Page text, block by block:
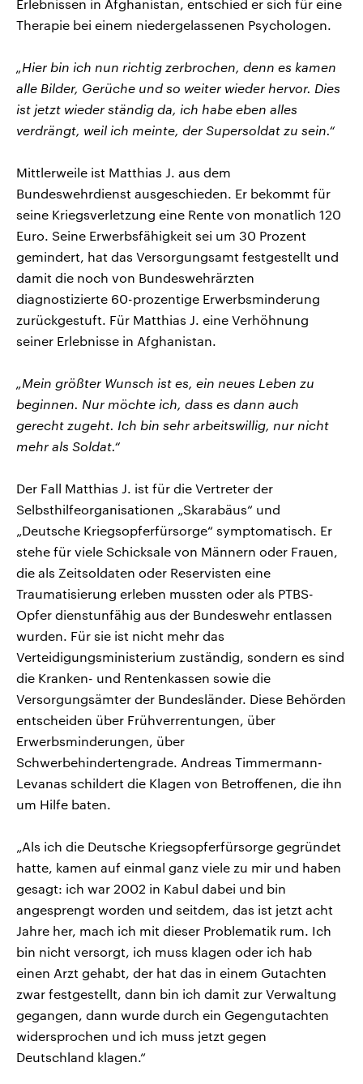
Erlebnissen in Afghanistan, entschied er sich für eine
Therapie bei einem niedergelassenen Psychologen.
„Hier bin ich nun richtig zerbrochen, denn es kamen
alle Bilder, Gerüche und so weiter wieder hervor. Dies
ist jetzt wieder ständig da, ich habe eben alles
verdrängt, weil ich meinte, der Supersoldat zu sein.“
Mittlerweile ist Matthias J. aus dem
Bundeswehrdienst ausgeschieden. Er bekommt für
seine Kriegsverletzung eine Rente von monatlich 120
Euro. Seine Erwerbsfähigkeit sei um 30 Prozent
gemindert, hat das Versorgungsamt festgestellt und
damit die noch von Bundeswehrärzten
diagnostizierte 60-prozentige Erwerbsminderung
zurückgestuft. Für Matthias J. eine Verhöhnung
seiner Erlebnisse in Afghanistan.
„Mein größter Wunsch ist es, ein neues Leben zu
beginnen. Nur möchte ich, dass es dann auch
gerecht zugeht. Ich bin sehr arbeitswillig, nur nicht
mehr als Soldat.“
Der Fall Matthias J. ist für die Vertreter der
Selbsthilfeorganisationen „Skarabäus“ und
„Deutsche Kriegsopferfürsorge“ symptomatisch. Er
stehe für viele Schicksale von Männern oder Frauen,
die als Zeitsoldaten oder Reservisten eine
Traumatisierung erleben mussten oder als PTBS-
Opfer dienstunfähig aus der Bundeswehr entlassen
wurden. Für sie ist nicht mehr das
Verteidigungsministerium zuständig, sondern es sind
die Kranken- und Rentenkassen sowie die
Versorgungsämter der Bundesländer. Diese Behörden
entscheiden über Frühverrentungen, über
Erwerbsminderungen, über
Schwerbehindertengrade. Andreas Timmermann-
Levanas schildert die Klagen von Betroffenen, die ihn
um Hilfe baten.
„Als ich die Deutsche Kriegsopferfürsorge gegründet
hatte, kamen auf einmal ganz viele zu mir und haben
gesagt: ich war 2002 in Kabul dabei und bin
angesprengt worden und seitdem, das ist jetzt acht
Jahre her, mach ich mit dieser Problematik rum. Ich
bin nicht versorgt, ich muss klagen oder ich hab
einen Arzt gehabt, der hat das in einem Gutachten
zwar festgestellt, dann bin ich damit zur Verwaltung
gegangen, dann wurde durch ein Gegengutachten
widersprochen und ich muss jetzt gegen
Deutschland klagen.“